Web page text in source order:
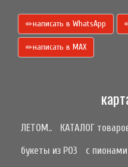
написать в WhatsApp
написать в МАХ
ЛЕТОМ.. КАТАЛОГ
букеты из РОЗ
с пионами